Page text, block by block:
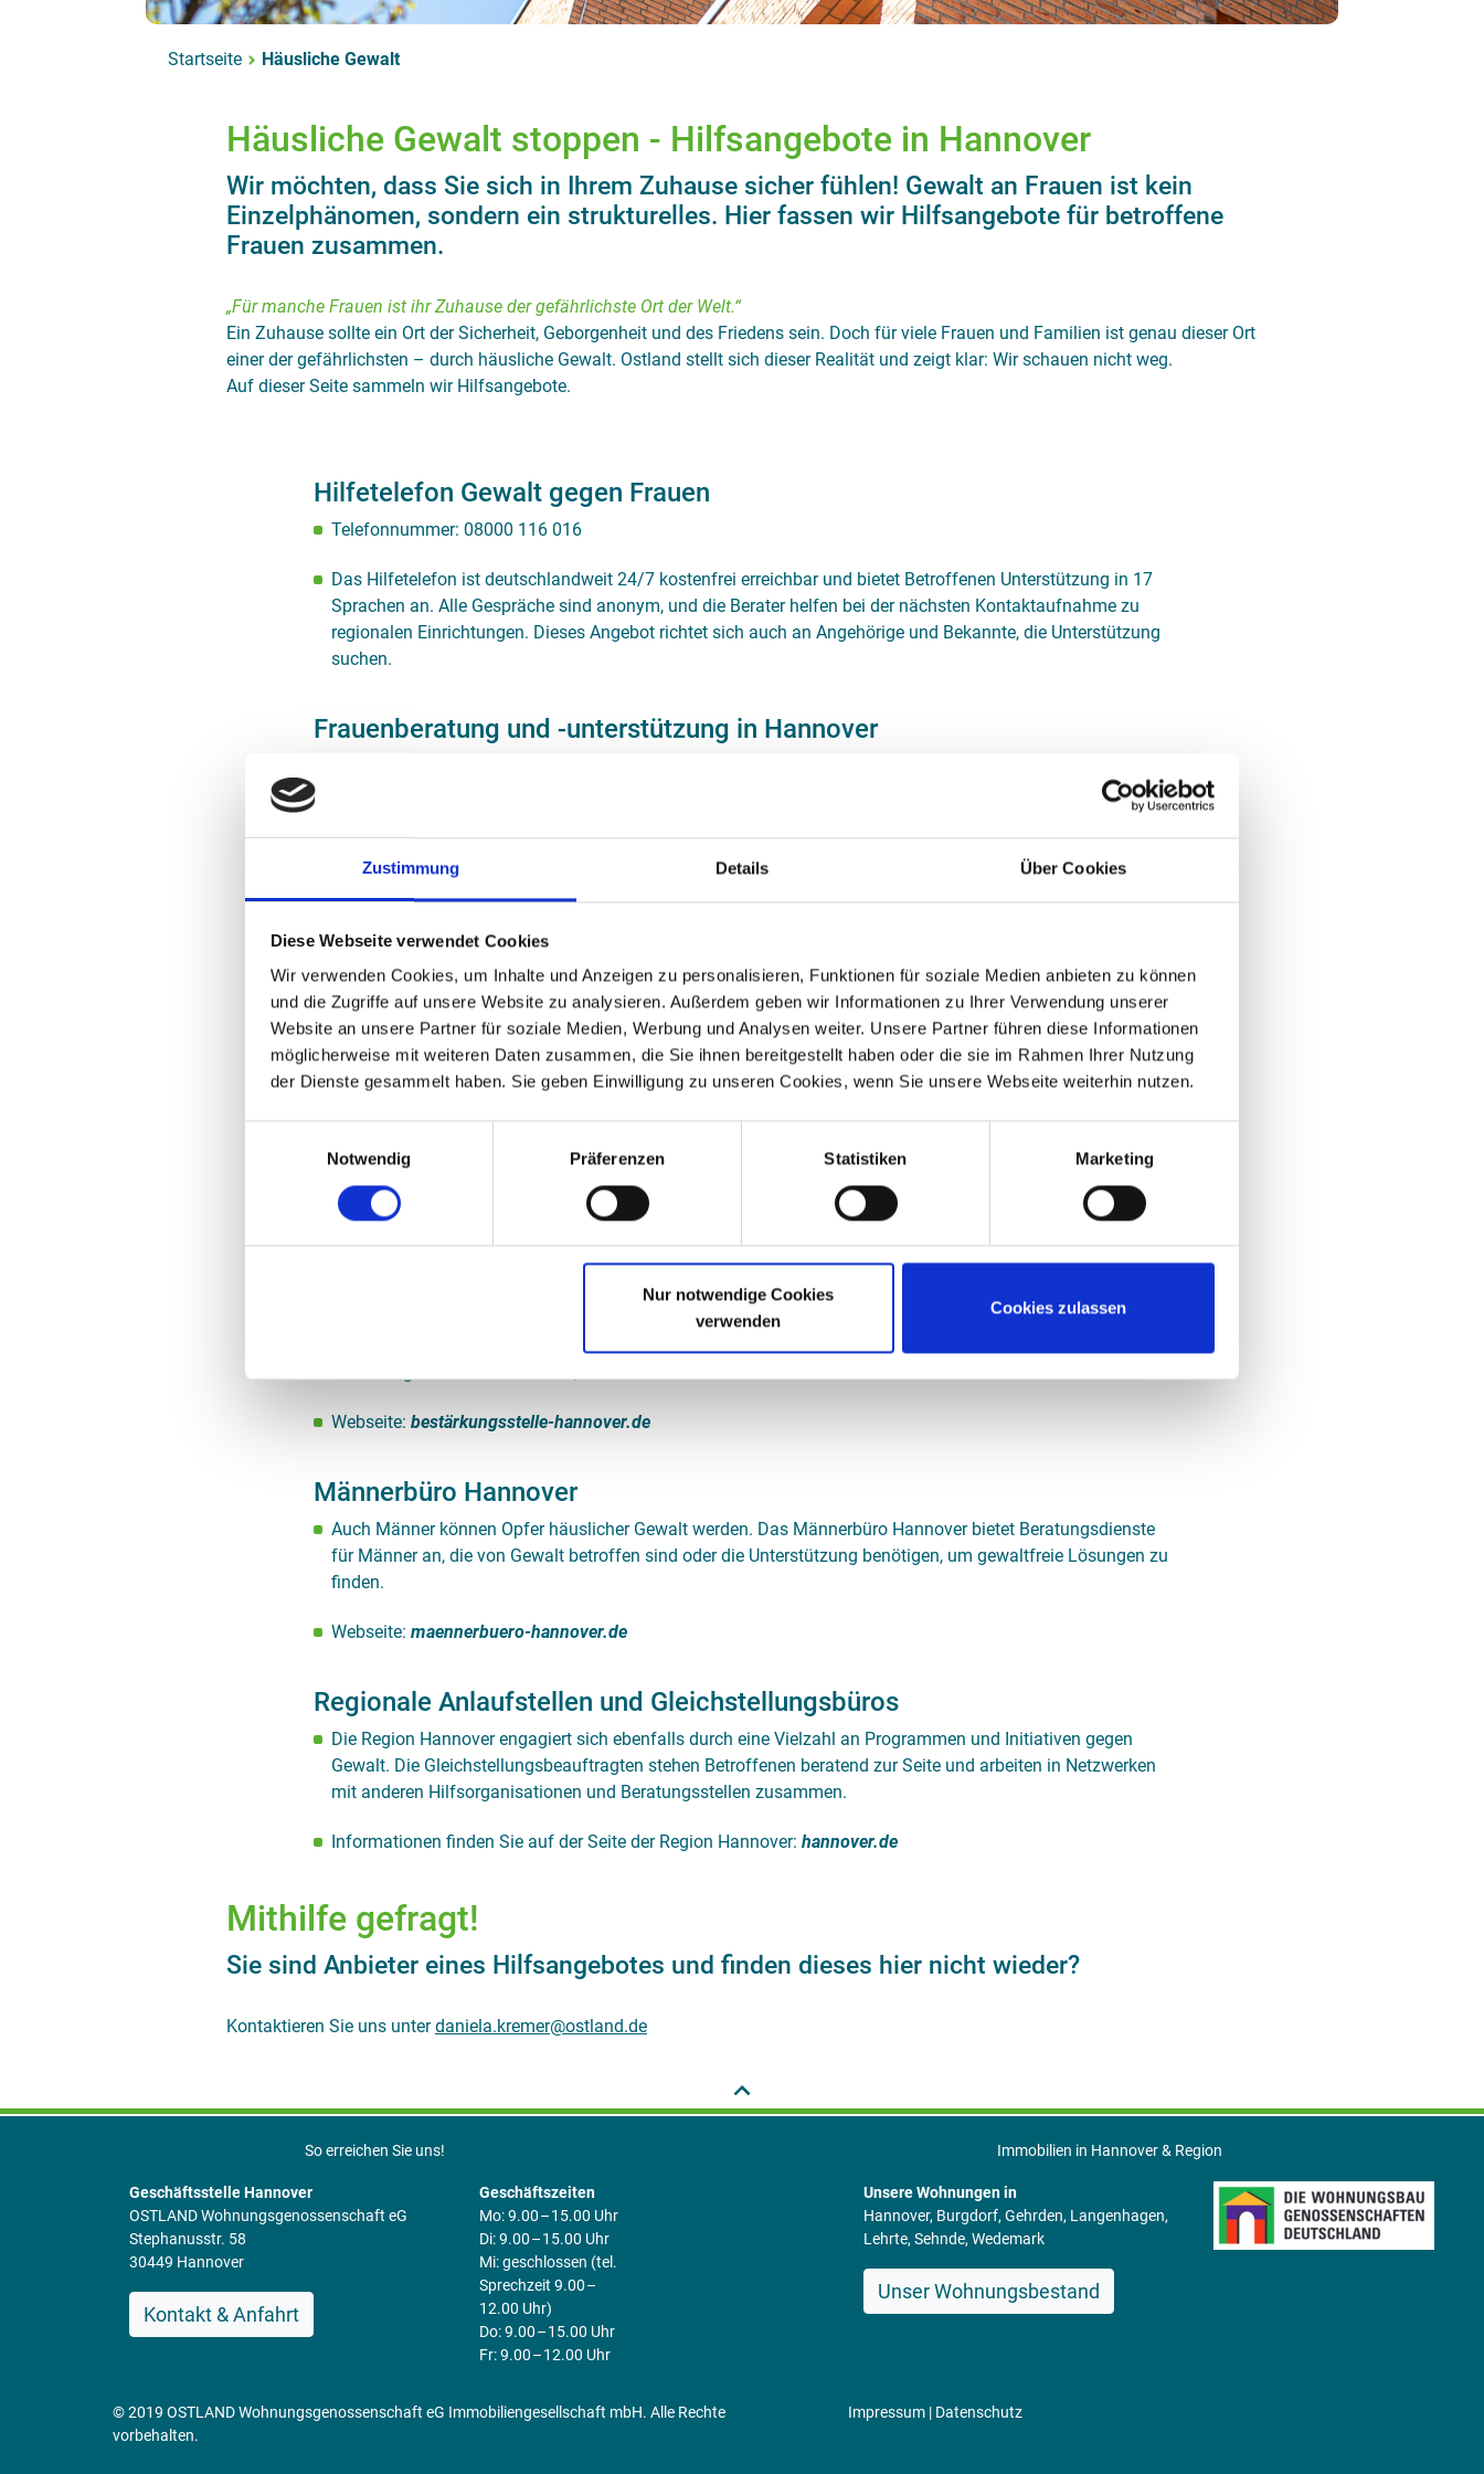
Zustimmung Details Über Cookies
Diese Webseite verwendet Cookies
Wir verwenden Cookies, um Inhalte und Anzeigen zu personalisieren, Funktionen für soziale Medien anbieten zu können
und die Zugriffe auf unsere Website zu analysieren. Außerdem geben wir Informationen zu Ihrer Verwendung unserer
Website an unsere Partner für soziale Medien, Werbung und Analysen weiter. Unsere Partner führen diese Informationen
möglicherweise mit weiteren Daten zusammen, die Sie ihnen bereitgestellt haben oder die sie im Rahmen Ihrer Nutzung
der Dienste gesammelt haben. Sie geben Einwilligung zu unseren Cookies, wenn Sie unsere Webseite weiterhin nutzen.
Notwendig
Präferenzen Statistiken Marketing
Nur notwendige Cookies
verwenden
Cookies zulassen
Häusliche Gewalt
Startseite
Häusliche Gewalt stoppen - Hilfsangebote in Hannover
Wir möchten, dass Sie sich in Ihrem Zuhause sicher fühlen! Gewalt an Frauen ist kein
Einzelphänomen, sondern ein strukturelles. Hier fassen wir Hilfsangebote für betroffene
Frauen zusammen.
„Für manche Frauen ist ihr Zuhause der gefährlichste Ort der Welt.“
Ein Zuhause sollte ein Ort der Sicherheit, Geborgenheit und des Friedens sein. Doch für viele Frauen und Familien ist genau dieser Ort
einer der gefährlichsten – durch häusliche Gewalt. Ostland stellt sich dieser Realität und zeigt klar: Wir schauen nicht weg.
Auf dieser Seite sammeln wir Hilfsangebote.
Hilfetelefon Gewalt gegen Frauen
Telefonnummer: 08000 116 016
Das Hilfetelefon ist deutschlandweit 24/7 kostenfrei erreichbar und bietet Betroffenen Unterstützung in 17
Sprachen an. Alle Gespräche sind anonym, und die Berater helfen bei der nächsten Kontaktaufnahme zu
regionalen Einrichtungen. Dieses Angebot richtet sich auch an Angehörige und Bekannte, die Unterstützung
suchen.
Frauenberatung und -unterstützung in Hannover
haben oder in Bedrohungssituationen leben. Über das Serviceportal von Hannover finden Betroffene
Hilfe bei Gewalt an Frauen in Hannover
und rechtliche Unterstützung zu erhalten.
Suana – Beratungsstelle für Migrantinnen* bei Häuslicher Gewalt,
Stalking und Zwangsheirat
SUANA ist eine Beratungsstelle von Migrantinnen für Migrantinnen und geflüchtete Frauen, die häusliche
Spanisch, Türkisch und Vietnamesisch. Weitere Sprachen auch nach Vereinbarung.
Webseite von SUANA
Bestärkungsstelle Hannover
Die Bestärkungsstelle richtet sich gezielt an Frauen und Kinder, die Opfer von Gewalt wurden. Hier erhalten
Betroffene psychologische und soziale Unterstützung, die ihnen hilft, mit ihren Erlebnissen umzugehen und
Webseite: bestärkungsstelle-hannover.de
Männerbüro Hannover
Auch Männer können Opfer häuslicher Gewalt werden. Das Männerbüro Hannover bietet Beratungsdienste
für Männer an, die von Gewalt betroffen sind oder die Unterstützung benötigen, um gewaltfreie Lösungen zu
finden.
Webseite: maennerbuero-hannover.de
Regionale Anlaufstellen und Gleichstellungsbüros
Die Region Hannover engagiert sich ebenfalls durch eine Vielzahl an Programmen und Initiativen gegen
Gewalt. Die Gleichstellungsbeauftragten stehen Betroffenen beratend zur Seite und arbeiten in Netzwerken
mit anderen Hilfsorganisationen und Beratungsstellen zusammen.
Informationen finden Sie auf der Seite der Region Hannover: hannover.de
Mithilfe gefragt!
Sie sind Anbieter eines Hilfsangebotes und finden dieses hier nicht wieder?
Kontaktieren Sie uns unterdaniela.kremer@ostland.de
So erreichen Sie uns!
Geschäftsstelle Hannover
OSTLAND Wohnungsgenossenschaft eG
Stephanusstr. 58
30449 Hannover
Kontakt & Anfahrt
Geschäftszeiten
Mo: 9.00 – 15.00 Uhr
Di: 9.00 – 15.00 Uhr
Mi: geschlossen (tel.
Sprechzeit 9.00 –
12.00 Uhr)
Do: 9.00 – 15.00 Uhr
Fr: 9.00 – 12.00 Uhr
Immobilien in Hannover & Region
Unsere Wohnungen in
Hannover, Burgdorf, Gehrden, Langenhagen,
Lehrte, Sehnde, Wedemark
Unser Wohnungsbestand
© 2019 OSTLAND Wohnungsgenossenschaft eG Immobiliengesellschaft mbH. Alle Rechte
vorbehalten.
Impressum | Datenschutz